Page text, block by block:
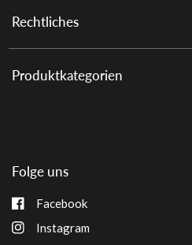
Rechtliches
Folge uns
Facebook
Instagram
Produktkategorien